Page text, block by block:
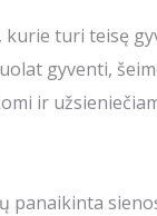
turi teisę
gyventi,
ir